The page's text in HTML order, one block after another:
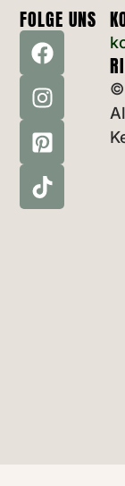
FOLGE UNS
©